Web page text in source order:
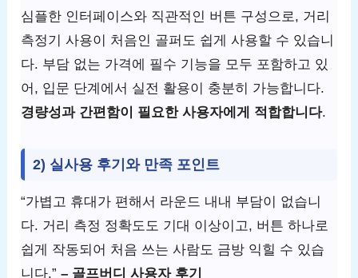
심플한 인터페이스와 직관적인 버튼 구성으로, 거리
측정기 사용이 처음인 골퍼도 쉽게 사용할 수 있습니
다. 부담 없는 가격에 필수 기능을 모두 포함하고 있
어, 입문 단계에서 실전 활용이 충분히 가능합니다.
경량성과 간편함이 필요한 사용자에게 적합합니다.
2) 실사용 후기와 만족 포인트
“가볍고 휴대가 편해서 라운드 내내 부담이 없습니
다. 거리 측정 정확도도 기대 이상이고, 버튼 하나로
쉽게 작동되어 처음 쓰는 사람도 금방 익힐 수 있습
니다.” – 골프버디 사용자 후기